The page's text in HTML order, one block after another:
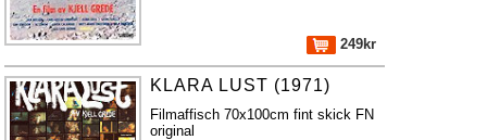
249kr
KLARA LUST (1971)
Filmaffisch 70x100cm fint skick FN
original